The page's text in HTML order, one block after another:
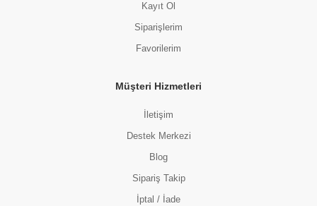
Kayıt Ol
Siparişlerim
Favorilerim
Müşteri Hizmetleri
İletişim
Destek Merkezi
Blog
Sipariş Takip
İptal / İade